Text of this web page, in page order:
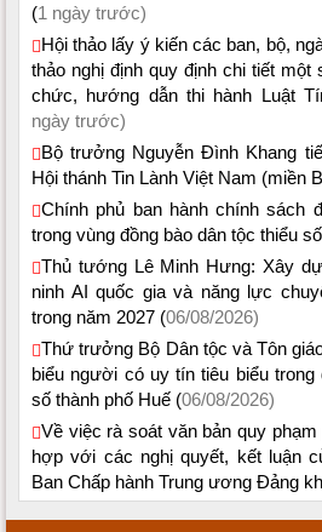
(1 ngày trước)
Hội thảo lấy ý kiến các ban, bộ,
thảo nghị định quy định chi tiết một
chức, hướng dẫn thi hành Luật
ngày trước)
Bộ trưởng Nguyễn Đình Khang
Hội thánh Tin Lành Việt Nam (miền
Chính phủ ban hành chính sách
trong vùng đồng bào dân tộc thiểu
Thủ tướng Lê Minh Hưng: Xây
ninh AI quốc gia và năng lực
trong năm 2027 (06/08/2026)
Thứ trưởng Bộ Dân tộc và Tôn
biểu người có uy tín tiêu biểu trong
số thành phố Huế (06/08/2026)
Về việc rà soát văn bản quy
hợp với các nghị quyết, kết luận
Ban Chấp hành Trung ương Đảng